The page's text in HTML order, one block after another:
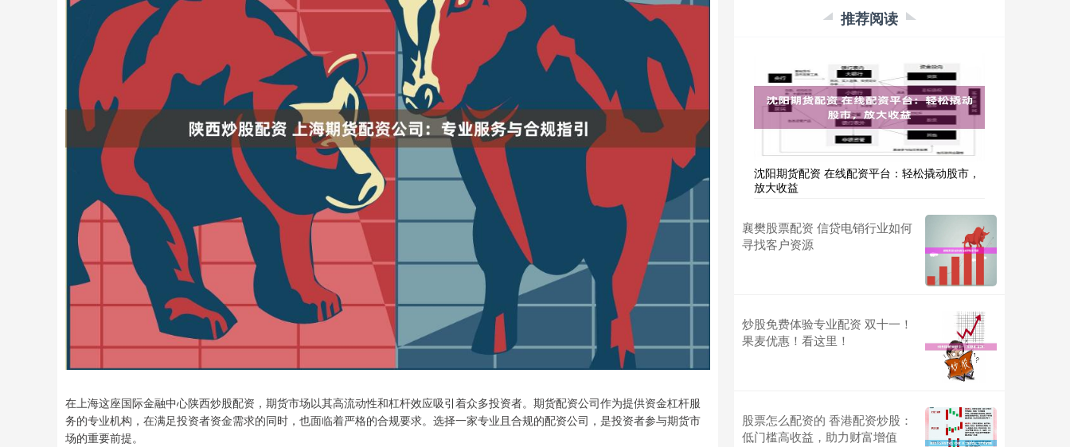
在上海这座国际金融中心陕西炒股配资，期货市场以其高流动性和杠杆效应吸引着众多投资者。期货配资公司作为提供资金杠杆服
务的专业机构，在满足投资者资金需求的同时，也面临着严格的合规要求。选择一家专业且合规的配资公司，是投资者参与期货市
场的重要前提。
推荐阅读
沈阳期货配资 在线配资平台：轻松撬动股市，
放大收益
襄樊股票配资 信贷电销行业如何
寻找客户资源
炒股免费体验专业配资 双十一！
果麦优惠！看这里！
股票怎么配资的 香港配资炒股：
低门槛高收益，助力财富增值